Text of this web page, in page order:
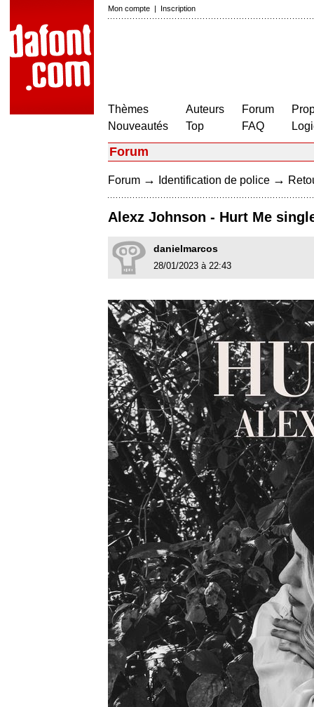
Mon compte | Inscription
Thèmes
Nouveautés
Auteurs
Top
Forum
FAQ
Forum
Forum → Identification de police →
Alexz Johnson - Hurt Me
danielmarcos
28/01/2023 à 22:43